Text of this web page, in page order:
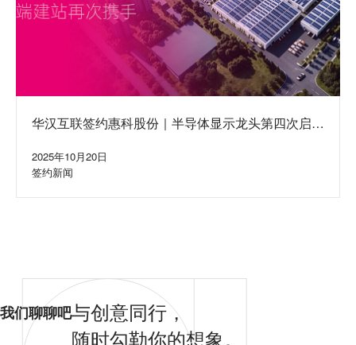
华汉互联签约惠科股份｜半导体显示龙头第四次启动
2025年10月20日
签约新闻
我们聊聊吧与创意同行，
随时勾勒你的想象。